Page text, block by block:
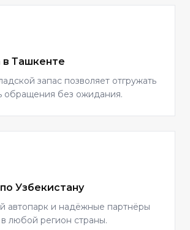
в Ташкенте
запас позволяет отгружать
обращения без ожидания.
Узбекистану
автопарк и надёжные партнёры
любой регион страны.